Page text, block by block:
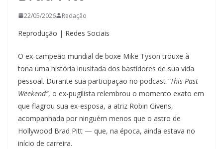
22/05/2026 Redação
Reprodução | Redes Sociais
O ex-campeão mundial de boxe Mike Tyson trouxe à
tona uma história inusitada dos bastidores de sua vida
pessoal. Durante sua participação no podcast “This Past
Weekend”, o ex-pugilista relembrou o momento exato em
que flagrou sua ex-esposa, a atriz Robin Givens,
acompanhada por ninguém menos que o astro de
Hollywood Brad Pitt — que, na época, ainda estava no
início de carreira.